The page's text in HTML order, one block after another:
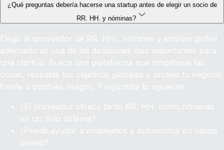
¿Qué preguntas debería hacerse una startup antes de elegir un socio de
RR. HH. y nóminas?
Elegir al proveedor de RR. HH., nóminas y empleo global
adecuado es una de las decisiones más importantes para
una startup. Busca una plataforma que simplifique las
cosas, respalde tus objetivos globales y proteja tu negocio
frente a posibles riesgos. Pregúntate lo siguiente:
¿El proveedor ofrece tanto RR. HH. como nóminas
en un solo sistema?
¿Puede ayudar a empleados y autónomos en varios
países?